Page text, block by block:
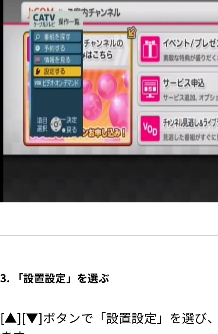
3. 「設置設定」を選ぶ
[▲][▼]ボタンで「設置設定」を選び